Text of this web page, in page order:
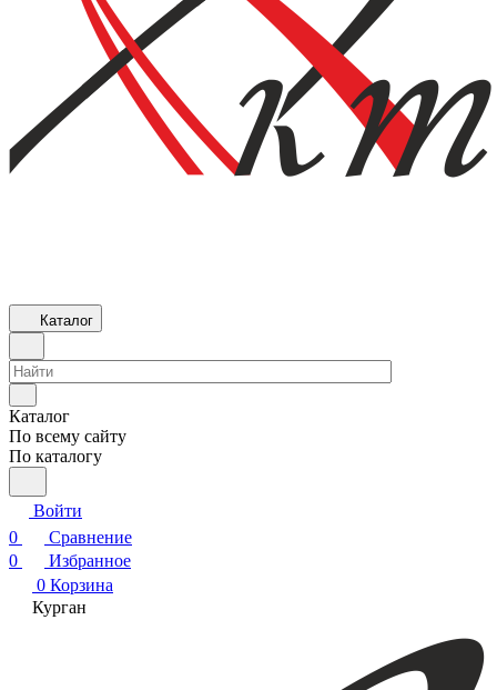
Каталог
Каталог
По всему сайту
По каталогу
Войти
0
Сравнение
0
Избранное
0 Корзина
Курган